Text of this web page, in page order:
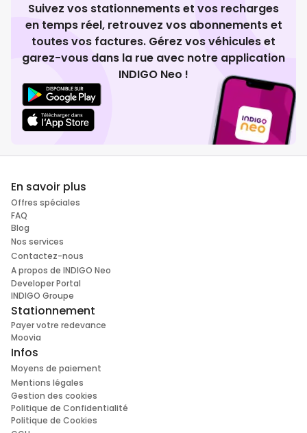
Suivez vos stationnements et vos recharges
en temps réel, retrouvez vos abonnements et
toutes vos factures. Gérez vos véhicules et
garez-vous dans la rue avec notre application
INDIGO Neo !
En savoir plus
Offres spéciales
FAQ
Blog
Nos services
Contactez-nous
A propos de INDIGO Neo
Developer Portal
INDIGO Groupe
Stationnement
Payer votre redevance
Moovia
Infos
Moyens de paiement
Mentions légales
Gestion des cookies
Politique de Confidentialité
Politique de Cookies